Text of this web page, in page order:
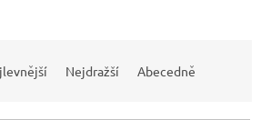
Nejdražší Abecedně